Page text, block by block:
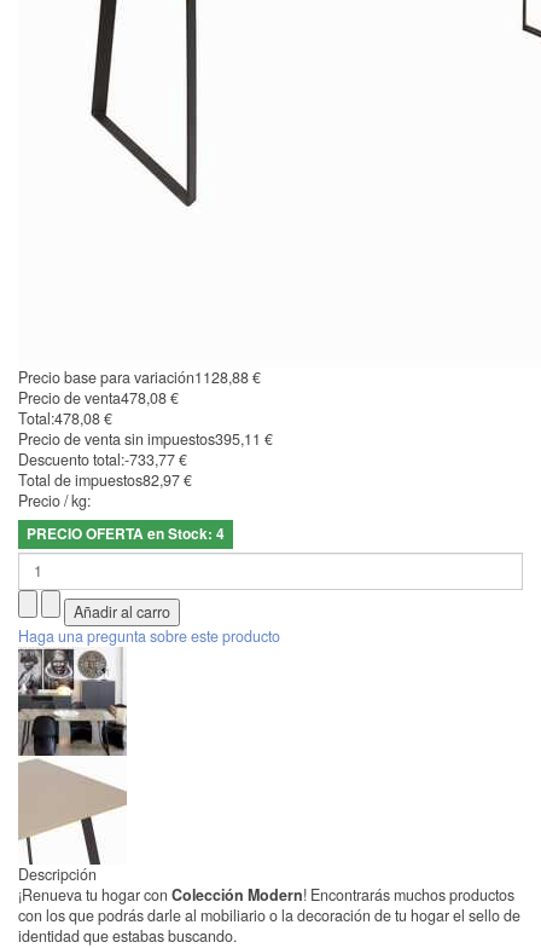
Precio base para variación1128,88 €
Precio de venta478,08 €
Total:478,08 €
Precio de venta sin impuestos395,11 €
Descuento total:-733,77 €
Total de impuestos82,97 €
Precio / kg:
PRECIO OFERTA en Stock: 4
Haga una pregunta sobre este producto
Descripción
¡Renueva tu hogar con Colección Modern! Encontrarás muchos productos
con los que podrás darle al mobiliario o la decoración de tu hogar el sello de
identidad que estabas buscando.